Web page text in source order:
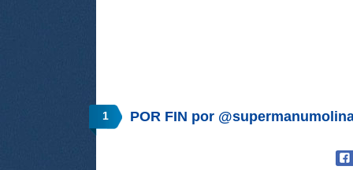
1 POR FIN por